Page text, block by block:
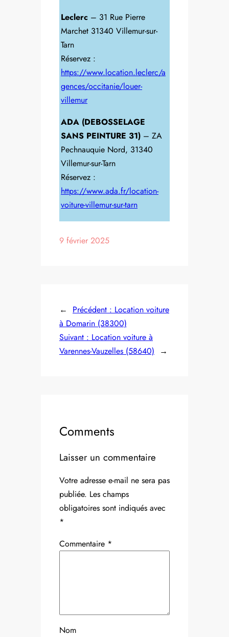
Leclerc – 31 Rue Pierre
Marchet 31340 Villemur-sur-
Tarn
Réservez :
https://www.location.leclerc/a
gences/occitanie/louer-
villemur
ADA (DEBOSSELAGE
SANS PEINTURE 31) – ZA
Pechnauquie Nord, 31340
Villemur-sur-Tarn
Réservez :
https://www.ada.fr/location-
voiture-villemur-sur-tarn
9 février 2025
← Précédent : Location voiture
à Domarin (38300)
Suivant : Location voiture à
Varennes-Vauzelles (58640)
→
Comments
Laisser un commentaire
Votre adresse e-mail ne sera pas
publiée. Les champs
obligatoires sont indiqués avec
*
Commentaire *
Nom